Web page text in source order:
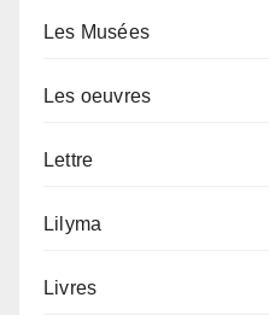
Les Musées
Les oeuvres
Lettre
Lilyma
Livres